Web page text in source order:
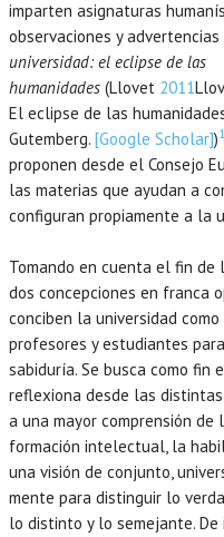
imparten asignaturas
observaciones y
universidad: el eclipse de las
humanidades (Llovet 2011
El eclipse de las
Gutemberg. [Google Scholar])1
proponen desde el Consejo
las materias que ayudan a
configuran propiamente a la
Tomando en cuenta el fin de
dos concepciones en franca
conciben la universidad
profesores y estudiantes
sabiduría. Se busca como fin
reflexiona desde las
a una mayor comprensión
formación intelectual, la
una visión de conjunto,
mente para distinguir lo
lo distinto y lo semejante.